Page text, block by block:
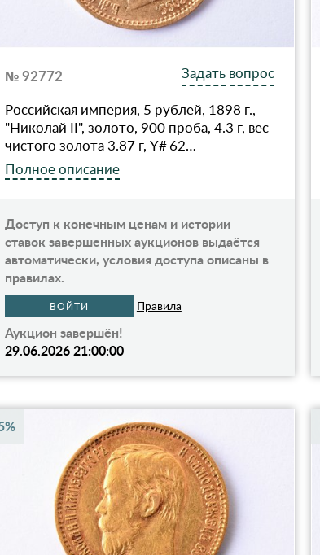
№ 92772
Задать вопрос
Российская империя, 5 рублей, 1898 г.,
"Николай II", золото, 900 проба, 4.3 г, вес
чистого золота 3.87 г, Y# 62…
Полное описание
Доступ к конечным ценам и истории
ставок завершенных аукционов выдаётся
автоматически, условия доступа описаны в
правилах.
ВОЙТИ Правила
Аукцион завершён!
29.06.2026 21:00:00